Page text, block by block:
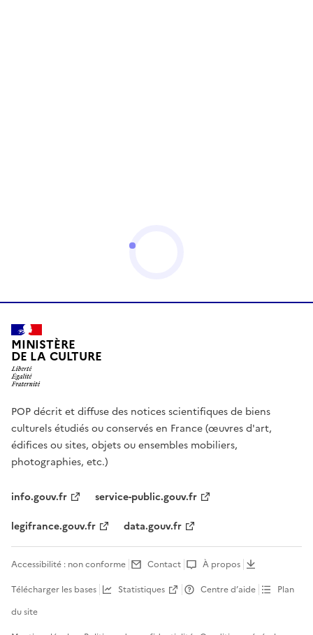
MINISTÈRE
DE LA CULTURE
POP décrit et diffuse des notices scientifiques de biens
culturels étudiés ou conservés en France (œuvres d'art,
édifices ou sites, objets ou ensembles mobiliers,
photographies, etc.)
info.gouv.fr
service-public.gouv.fr
legifrance.gouv.fr
data.gouv.fr
Accessibilité : non conforme Contact
À propos
Télécharger les bases
Statistiques Centre d’aide
Plan
du site